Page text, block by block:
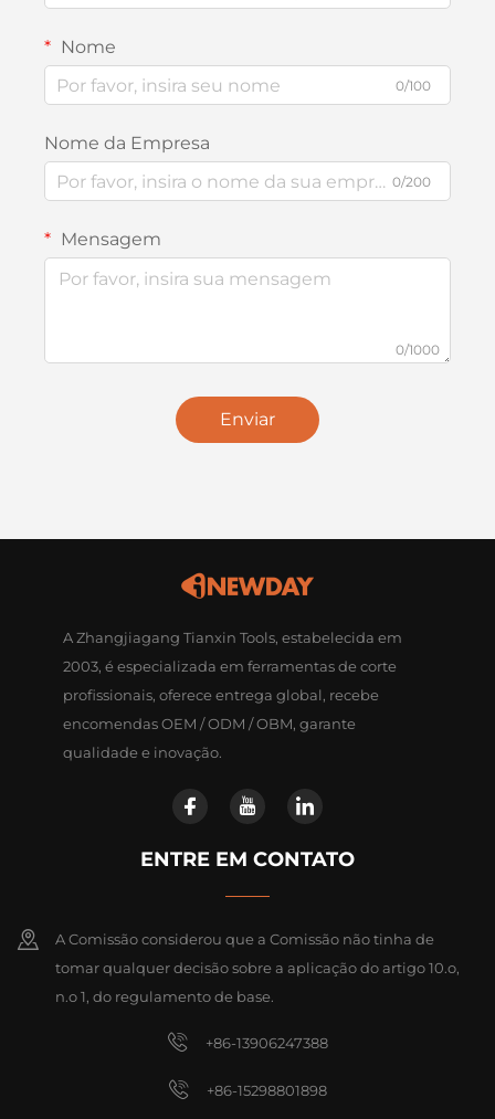
Nome
0/100
Nome da Empresa
0/200
Mensagem
0/1000
Enviar
A Zhangjiagang Tianxin Tools, estabelecida em
2003, é especializada em ferramentas de corte
profissionais, oferece entrega global, recebe
encomendas OEM / ODM / OBM, garante
qualidade e inovação.
ENTRE EM CONTATO
A Comissão considerou que a Comissão não tinha de
tomar qualquer decisão sobre a aplicação do artigo 10.o,
n.o 1, do regulamento de base.
+86-13906247388
+86-15298801898